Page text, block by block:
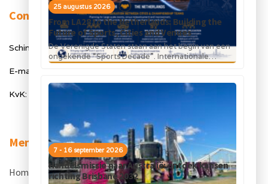
25 augustus 2026
From LA28 to the Netherlands: Building the
Future of Sports, Cities and Venues
De Verenigde Staten staan aan het begin van een
ongekende “Sports Decade”. Internationale
topsportevenementen en grote investeringen in
7 - 16 september 2026
Handelsmissie naar Australië: ontdek kansen
richting Brisbane 2032
Contact
Schimmelt 40, 5611 ZX Eindhoven
E-mail: info@orangesportsforum.com
KvK: 50334905
Menu
Home